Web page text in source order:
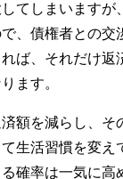
てしまいますが
、債権者との交
ば、それだけ返
ます。
額を減らし、そ
生活習慣を変え
確率は一気に高